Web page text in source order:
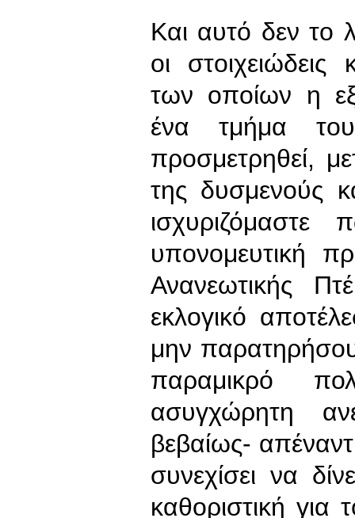
Και αυτό δεν το
οι
των οποίων η
ένα τμήμα
προσμετρηθεί,
της δυσμενούς
υπονομευτική
Ανανεωτικής
εκλογικό
μην
παραμικρό
ασυγχώρητη
βεβαίως-
συνεχίσει να
καθοριστική για